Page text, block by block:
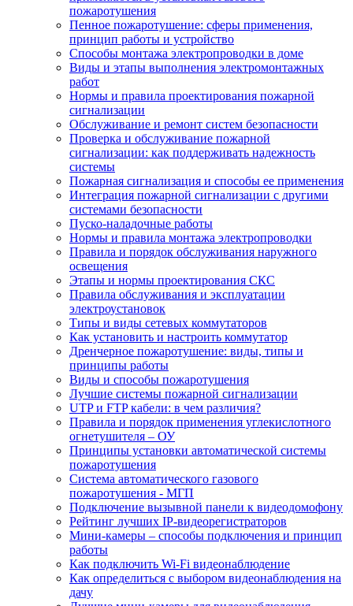
пожаротушения
Пенное пожаротушение: сферы применения,
принцип работы и устройство
Способы монтажа электропроводки в доме
Виды и этапы выполнения электромонтажных
работ
Нормы и правила проектирования пожарной
сигнализации
Обслуживание и ремонт систем безопасности
Проверка и обслуживание пожарной
сигнализации: как поддерживать надежность
системы
Пожарная сигнализация и способы ее применения
Интеграция пожарной сигнализации с другими
системами безопасности
Пуско-наладочные работы
Нормы и правила монтажа электропроводки
Правила и порядок обслуживания наружного
освещения
Этапы и нормы проектирования СКС
Правила обслуживания и эксплуатации
электроустановок
Типы и виды сетевых коммутаторов
Как установить и настроить коммутатор
Дренчерное пожаротушение: виды, типы и
принципы работы
Виды и способы пожаротушения
Лучшие системы пожарной сигнализации
UTP и FTP кабели: в чем различия?
Правила и порядок применения углекислотного
огнетушителя – ОУ
Принципы установки автоматической системы
пожаротушения
Система автоматического газового
пожаротушения - МГП
Подключение вызывной панели к видеодомофону
Рейтинг лучших IP-видеорегистраторов
Мини-камеры – способы подключения и принцип
работы
Как подключить Wi-Fi видеонаблюдение
Как определиться с выбором видеонаблюдения на
дачу